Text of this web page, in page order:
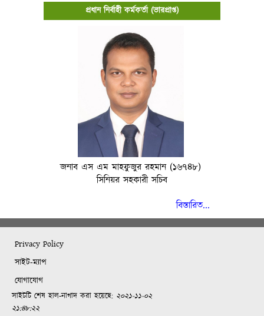
প্রধান নির্বাহী কর্মকর্তা (ভারপ্রাপ্ত)
জনাব এস এম মাহফুজুর রহমান (১৬৭৪৮)
সিনিয়র সহকারী সচিব
বিস্তারিত...
Privacy Policy
সাইট-ম্যাপ
যোগাযোগ
সাইটটি শেষ হাল-নাগাদ করা হয়েছে: ২০২১-১১-০২
২১:৪৮:২২